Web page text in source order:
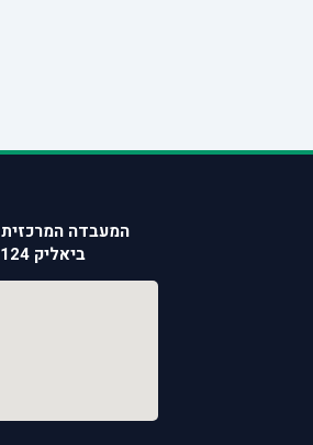
המעבדה המרכזית TAS ISRAEL
ביאליק 124 רמת גן